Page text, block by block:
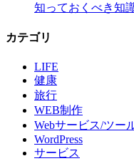
知っておくべき知
カテゴリ
LIFE
健康
旅行
WEB制作
Webサービス/ツー
WordPress
サービス